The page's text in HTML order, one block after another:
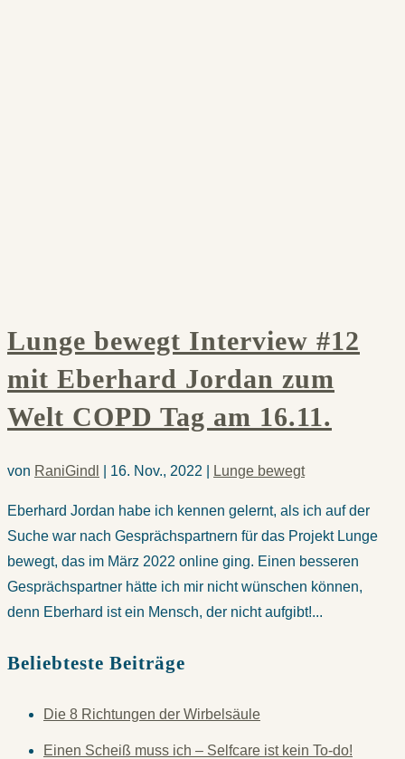
Lunge bewegt Interview #12
mit Eberhard Jordan zum
Welt COPD Tag am 16.11.
von RaniGindl 16. Nov., 2022 Lunge bewegt
Eberhard Jordan habe ich kennen gelernt, als ich auf der
Suche war nach Gesprächspartnern für das Projekt Lunge
bewegt, das im März 2022 online ging. Einen besseren
Gesprächspartner hätte ich mir nicht wünschen können,
denn Eberhard ist ein Mensch, der nicht aufgibt!...
Beliebteste Beiträge
Die 8 Richtungen der Wirbelsäule
Einen Scheiß muss ich – Selfcare ist kein To-do!